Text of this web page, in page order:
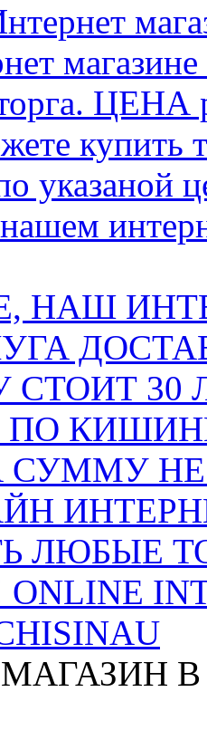
торга.
купить
указаной
НАШ
30
СУММУ НЕ
ЛЮБЫЕ